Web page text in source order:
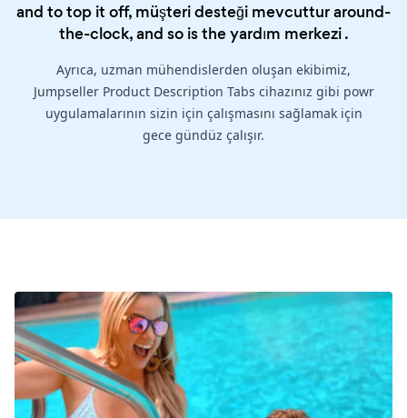
and to top it off, müşteri desteği mevcuttur around-
the-clock, and so is theyardım merkezi.
Ayrıca, uzman mühendislerden oluşan ekibimiz,
Jumpseller Product Description Tabs cihazınız gibi powr
uygulamalarının sizin için çalışmasını sağlamak için
gece gündüz çalışır.